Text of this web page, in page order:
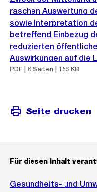
raschen Auswertung
sowie Interpretation
betreffend Einbezug
reduzierten
Auswirkungen auf die
PDF | 6 Seiten | 186 KB
Seite drucken
Für diesen Inhalt
Gesundheits- und